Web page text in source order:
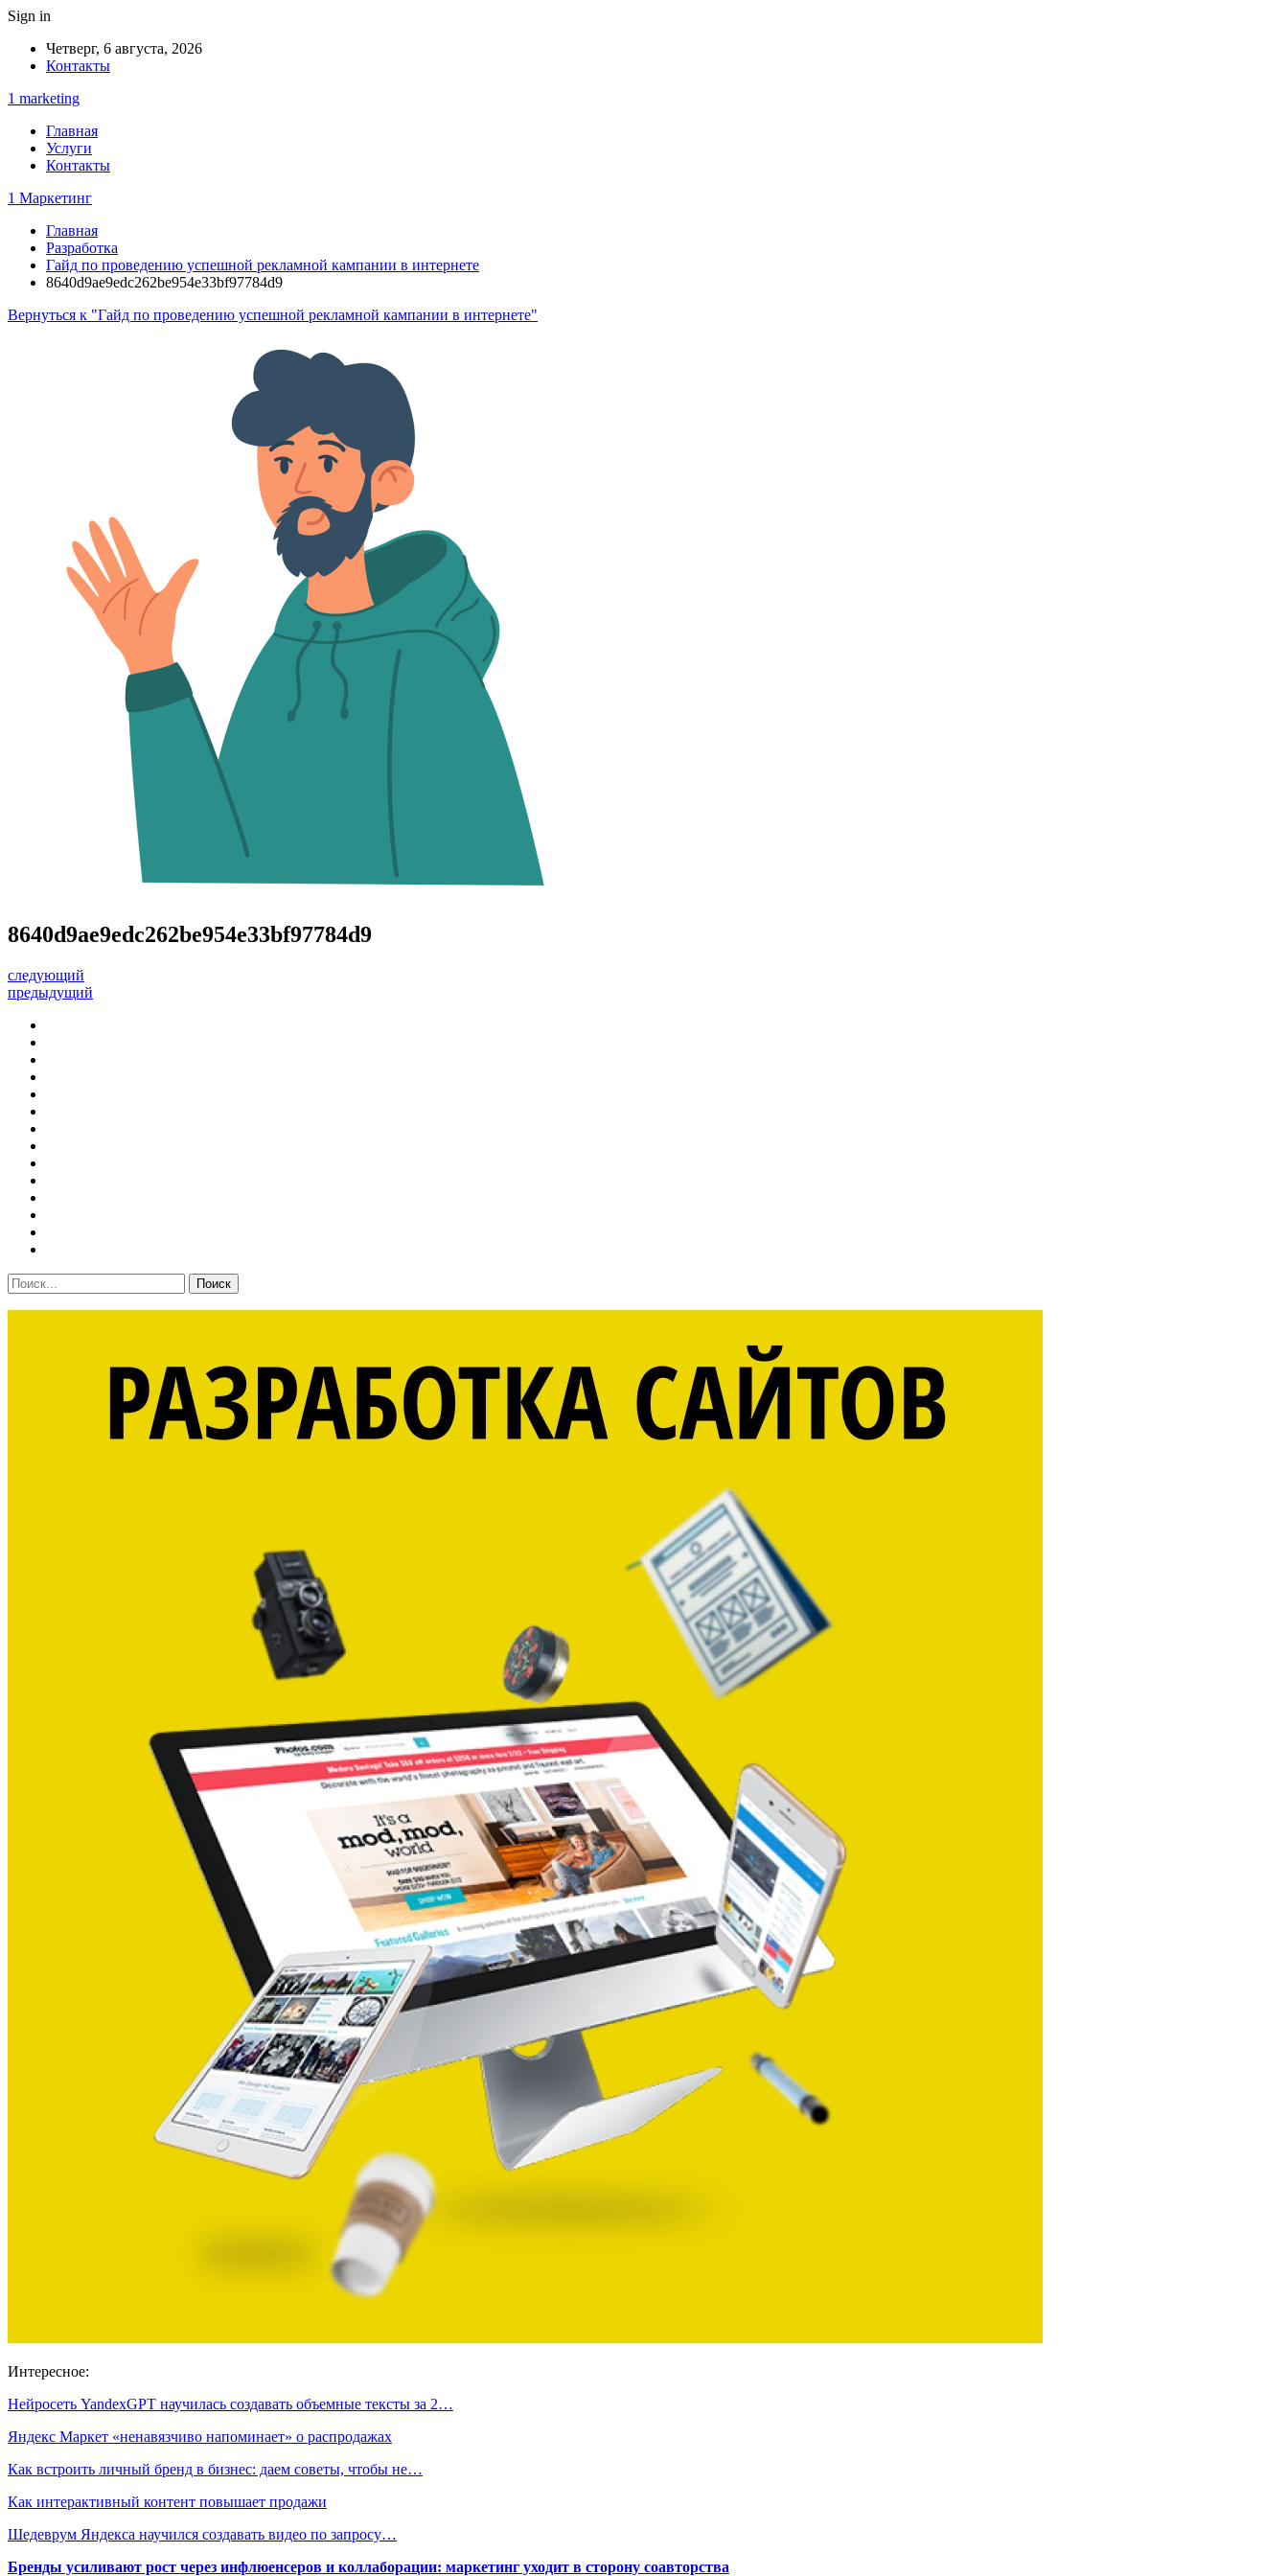
Sign in
Четверг, 6 августа, 2026
Контакты
1 marketing
Главная
Услуги
Контакты
1 Маркетинг
Главная
Разработка
Гайд по проведению успешной рекламной кампании в интернете
8640d9ae9edc262be954e33bf97784d9
Вернуться к "Гайд по проведению успешной рекламной кампании в интернете"
8640d9ae9edc262be954e33bf97784d9
следующий
предыдущий
Интересное:
Нейросеть YandexGPT научилась создавать объемные тексты за 2…
Яндекс Маркет «ненавязчиво напоминает» о распродажах
Как встроить личный бренд в бизнес: даем советы, чтобы не…
Как интерактивный контент повышает продажи
Шедеврум Яндекса научился создавать видео по запросу…
Бренды усиливают рост через инфлюенсеров и коллаборации: маркетинг уходит в сторону соавторства